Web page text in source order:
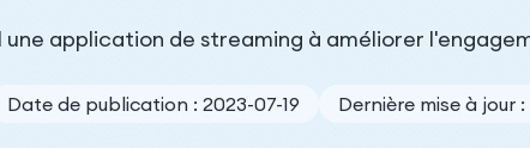
application de streaming à améliorer
Date de publication : 2023-07-19 Dernière mise à jour